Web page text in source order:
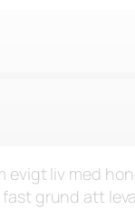
liv med
grund att